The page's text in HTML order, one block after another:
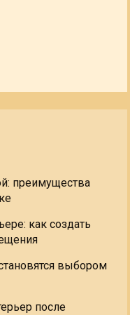
преимущества
как создать
выбором
после